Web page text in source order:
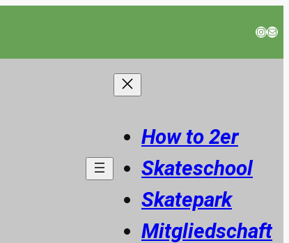
E-Mail
How to 2er
Skateschool
Skatepark
Mitgliedschaft